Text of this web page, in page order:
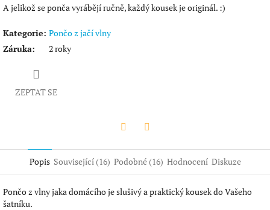
A jelikož se ponča vyrábějí ručně, každý kousek je originál. :)
Kategorie: Pončo z jačí vlny
Záruka: 2 roky
ZEPTAT SE
Popis Související (16) Podobné (16) Hodnocení Diskuze
Pončo z vlny jaka domácího je slušivý a praktický kousek do Vašeho
šatníku.